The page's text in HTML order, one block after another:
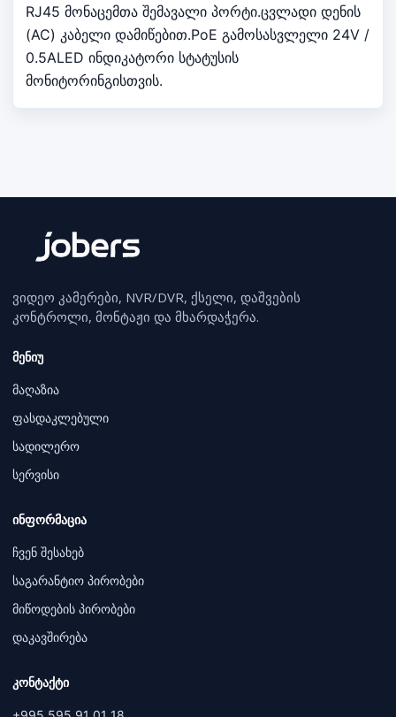
RJ45 მონაცემთა შემავალი პორტი.ცვლადი დენის
(AC) კაბელი დამიწებით.PoE გამოსასვლელი 24V /
0.5ALED ინდიკატორი სტატუსის
მონიტორინგისთვის.
ვიდეო კამერები, NVR/DVR, ქსელი, დაშვების
კონტროლი, მონტაჟი და მხარდაჭერა.
მენიუ
მაღაზია
ფასდაკლებული
სადილერო
სერვისი
ინფორმაცია
ჩვენ შესახებ
საგარანტიო პირობები
მიწოდების პირობები
დაკავშირება
კონტაქტი